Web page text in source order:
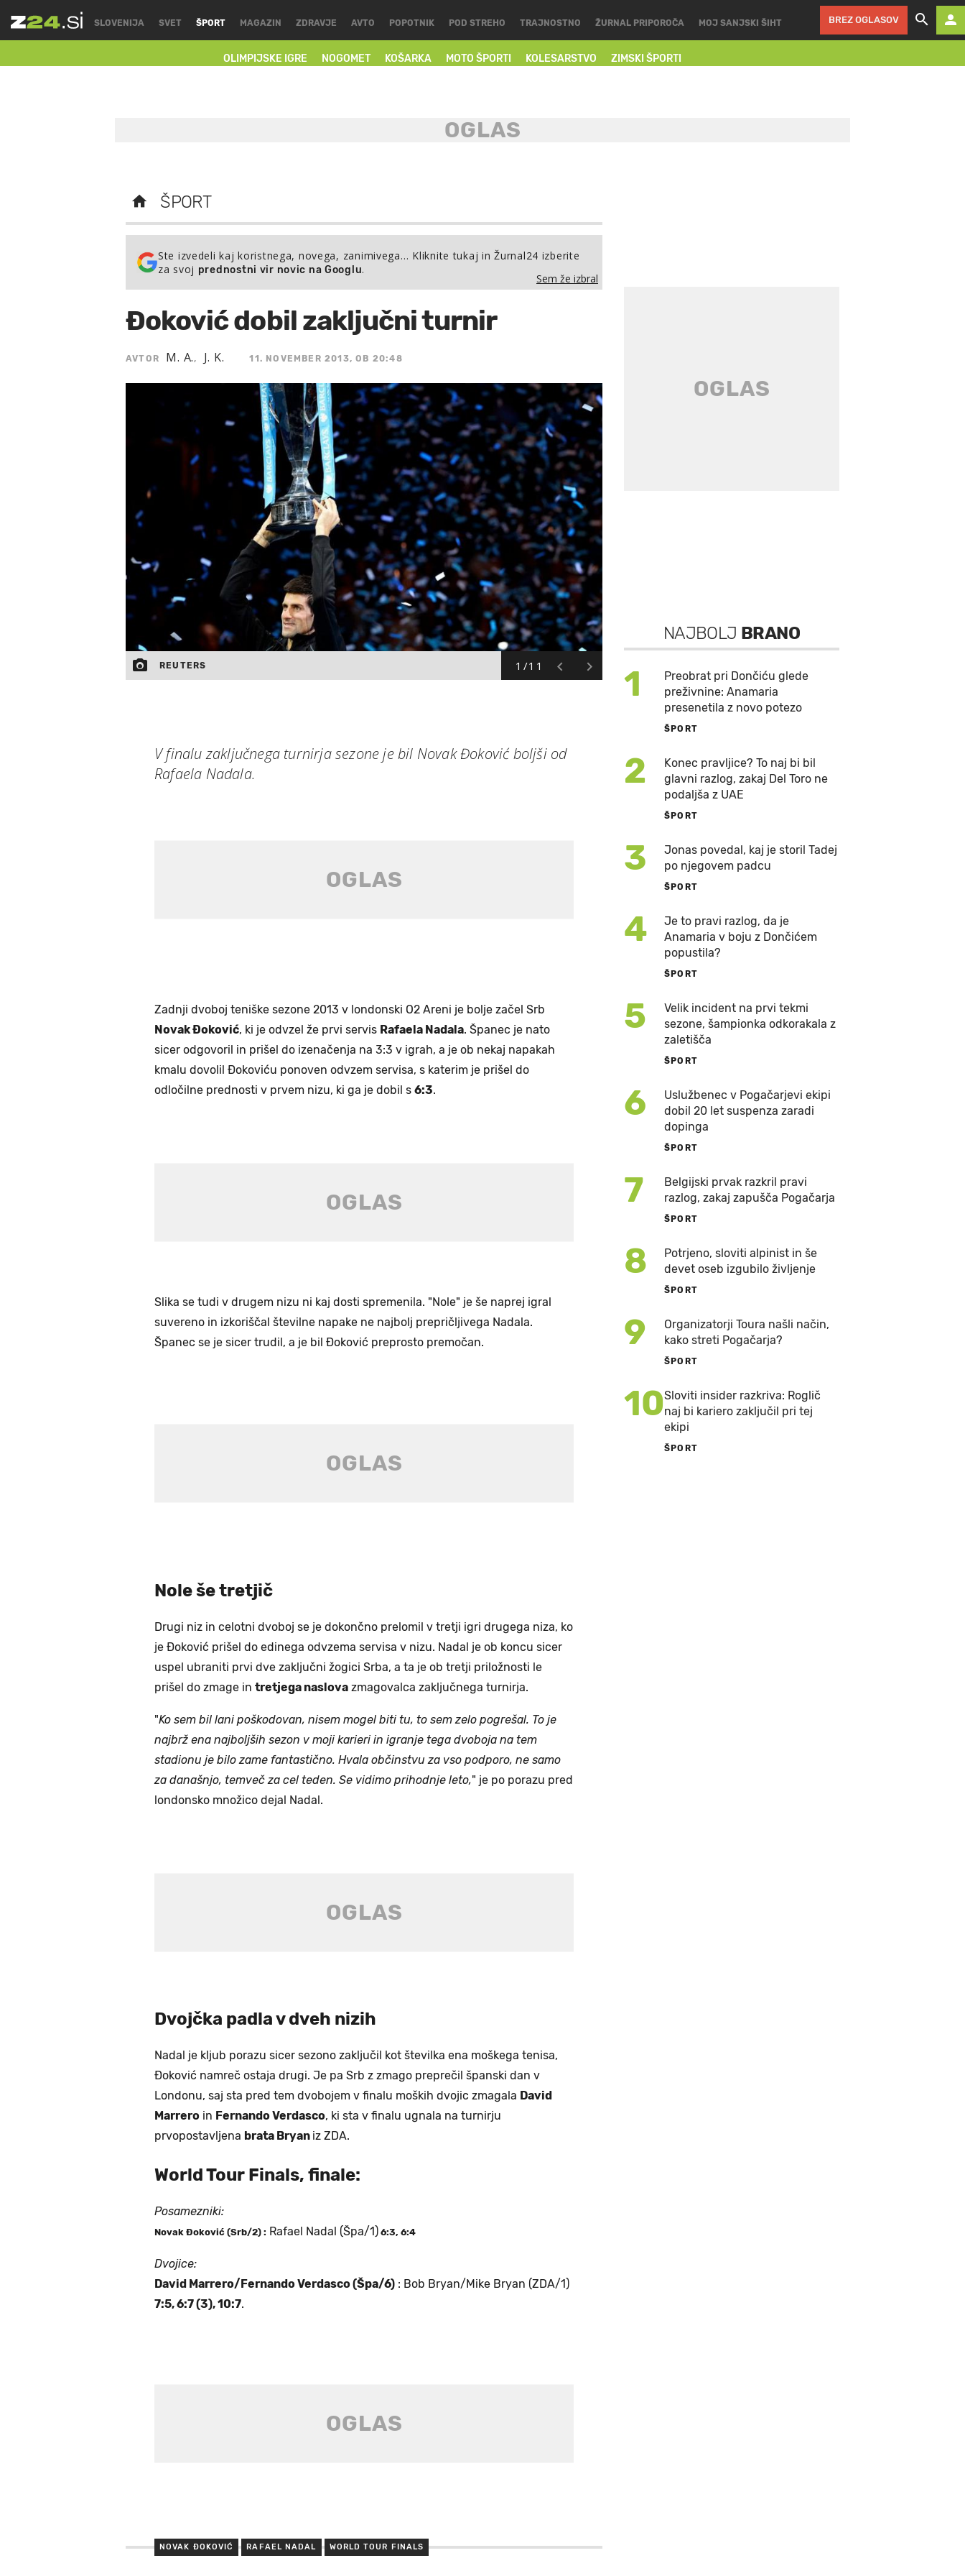
SLOVENIJA SVET ŠPORT
OLIMPIJSKE IGRE NOGOMET KOŠARKA MOTO ŠPORTI KOLESARSTVO ZIMSKI ŠPORTI
MAGAZIN ZDRAVJE AVTO POPOTNIK POD STREHO TRAJNOSTNO ŽURNAL PRIPOROČA MOJ SANJSKI ŠIHT BREZ OGLASOV
ŠPORT
Ste izvedeli kaj koristnega, novega, zanimivega… Kliknite tukaj in Žurnal24 izberite
za svoj prednostni vir novic na Googlu.
Sem že izbral
Đoković dobil zaključni turnir
AVTOR M. A., J. K. 11. NOVEMBER 2013, OB 20:48
1/11
REUTERS
V finalu zaključnega turnirja sezone je bil Novak Đoković boljši od
Rafaela Nadala.
Zadnji dvoboj teniške sezone 2013 v londonski O2 Areni je bolje začel Srb
Novak Đoković, ki je odvzel že prvi servis Rafaela Nadala. Španec je nato
sicer odgovoril in prišel do izenačenja na 3:3 v igrah, a je ob nekaj napakah
kmalu dovolil Đokoviću ponoven odvzem servisa, s katerim je prišel do
odločilne prednosti v prvem nizu, ki ga je dobil s 6:3.
Slika se tudi v drugem nizu ni kaj dosti spremenila. "Nole" je še naprej igral
suvereno in izkoriščal številne napake ne najbolj prepričljivega Nadala.
Španec se je sicer trudil, a je bil Đoković preprosto premočan.
Nole še tretjič
Drugi niz in celotni dvoboj se je dokončno prelomil v tretji igri drugega niza, ko
je Đoković prišel do edinega odvzema servisa v nizu. Nadal je ob koncu sicer
uspel ubraniti prvi dve zaključni žogici Srba, a ta je ob tretji priložnosti le
prišel do zmage in tretjega naslova zmagovalca zaključnega turnirja.
"Ko sem bil lani poškodovan, nisem mogel biti tu, to sem zelo pogrešal. To je
najbrž ena najboljših sezon v moji karieri in igranje tega dvoboja na tem
stadionu je bilo zame fantastično. Hvala občinstvu za vso podporo, ne samo
za današnjo, temveč za cel teden. Se vidimo prihodnje leto," je po porazu pred
londonsko množico dejal Nadal.
Dvojčka padla v dveh nizih
Nadal je kljub porazu sicer sezono zaključil kot številka ena moškega tenisa,
Đoković namreč ostaja drugi. Je pa Srb z zmago preprečil španski dan v
Londonu, saj sta pred tem dvobojem v finalu moških dvojic zmagala David
Marrero in Fernando Verdasco, ki sta v finalu ugnala na turnirju
prvopostavljena brata Bryan iz ZDA.
World Tour Finals, finale:
Posamezniki:
Novak Đoković (Srb/2) : Rafael Nadal (Špa/1) 6:3, 6:4
Dvojice:
David Marrero/Fernando Verdasco (Špa/6) : Bob Bryan/Mike Bryan (ZDA/1)
7:5, 6:7 (3), 10:7.
NOVAK ĐOKOVIĆ RAFAEL NADAL WORLD TOUR FINALS
NAJBOLJ BRANO
1
Preobrat pri Dončiću glede
preživnine: Anamaria
presenetila z novo potezo
ŠPORT
2
Konec pravljice? To naj bi bil
glavni razlog, zakaj Del Toro ne
podaljša z UAE
ŠPORT
3
Jonas povedal, kaj je storil Tadej
po njegovem padcu
ŠPORT
4
Je to pravi razlog, da je
Anamaria v boju z Dončićem
popustila?
ŠPORT
5
Velik incident na prvi tekmi
sezone, šampionka odkorakala z
zaletišča
ŠPORT
6
Uslužbenec v Pogačarjevi ekipi
dobil 20 let suspenza zaradi
dopinga
ŠPORT
7
Belgijski prvak razkril pravi
razlog, zakaj zapušča Pogačarja
ŠPORT
8
Potrjeno, sloviti alpinist in še
devet oseb izgubilo življenje
ŠPORT
9
Organizatorji Toura našli način,
kako streti Pogačarja?
ŠPORT
10Sloviti insider razkriva: Roglič
naj bi kariero zaključil pri tej
ekipi
ŠPORT